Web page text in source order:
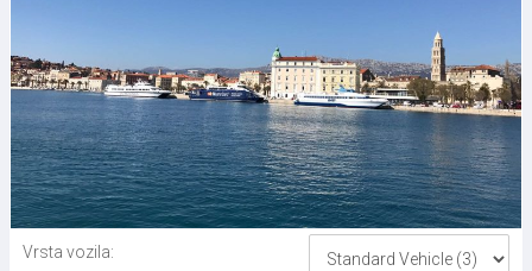
Vrsta vozila: